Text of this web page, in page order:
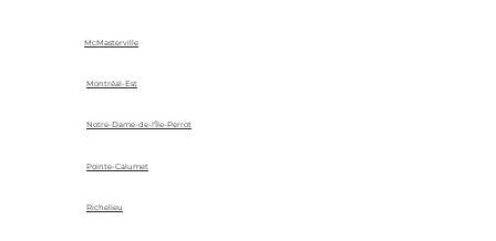
McMasterville
Montréal-Est
Notre-Dame-de-l'Île-Perrot
Pointe-Calumet
Richelieu